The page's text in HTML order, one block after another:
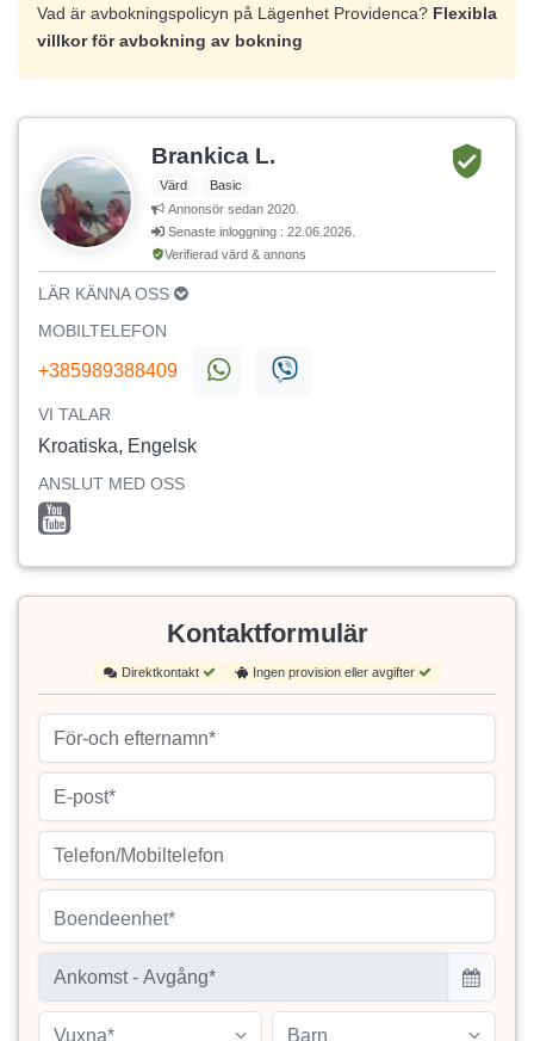
Vad är avbokningspolicyn på Lägenhet Providenca? Flexibla
villkor för avbokning av bokning
Brankica L.
Värd
Basic
Annonsör sedan 2020.
Senaste inloggning : 22.06.2026.
Verifierad värd & annons
LÄR KÄNNA OSS
MOBILTELEFON
+385989388409
VI TALAR
Kroatiska, Engelsk
ANSLUT MED OSS
Kontaktformulär
Direktkontakt Ingen provision eller avgifter
Boendeenhet*
Vuxna* Barn